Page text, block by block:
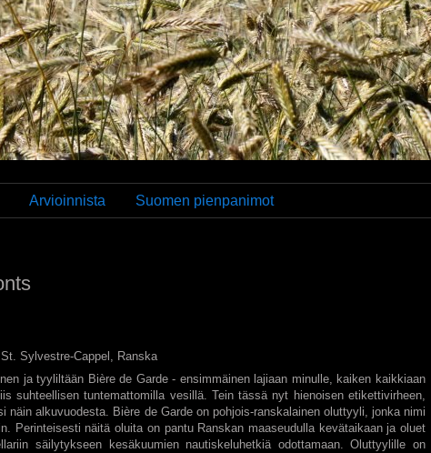
Arvioinnista Suomen pienpanimot
Sylvestre-Cappel, Ranska
ja tyyliltään Bière de Garde - ensimmäinen lajiaan minulle, kaiken kaikkiaan
suhteellisen tuntemattomilla vesillä. Tein tässä nyt hienoisen etikettivirheen,
näin alkuvuodesta. Bière de Garde on pohjois-ranskalainen oluttyyli, jonka nimi
Perinteisesti näitä oluita on pantu Ranskan maaseudulla kevätaikaan ja oluet
säilytykseen kesäkuumien nautiskeluhetkiä odottamaan. Oluttyylille on